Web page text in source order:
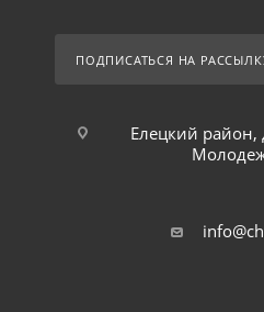
ПОДПИСАТЬСЯ НА
Елецкий район,